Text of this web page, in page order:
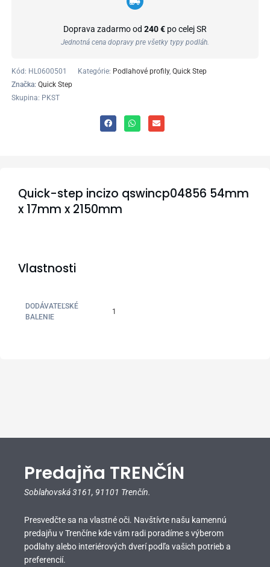
Doprava zadarmo od 240 € po celej SR
Jednotná cena dopravy pre všetky typy podláh.
Kód: HL0600501 Kategórie: Podlahové profily, Quick Step
Značka: Quick Step
Skupina: PKST
Quick-step incizo qswincp04856 54mm
x 17mm x 2150mm
Vlastnosti
DODÁVATEĽSKÉ
BALENIE
1
Predajňa TRENČÍN
Soblahovská 3161, 91101 Trenčín.
Presvedčte sa na vlastné oči. Navštívte našu kamennú
predajňu v Trenčíne kde vám radi poradíme s výberom
podlahy alebo interiérových dverí podľa vašich potrieb a
preferencií.